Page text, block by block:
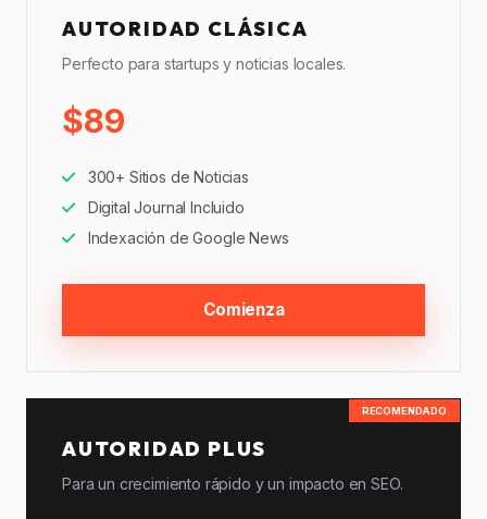
AUTORIDAD CLÁSICA
Perfecto para startups y noticias locales.
$89
300+ Sitios de Noticias
Digital Journal Incluido
Indexación de Google News
Comienza
RECOMENDADO
AUTORIDAD PLUS
Para un crecimiento rápido y un impacto en SEO.